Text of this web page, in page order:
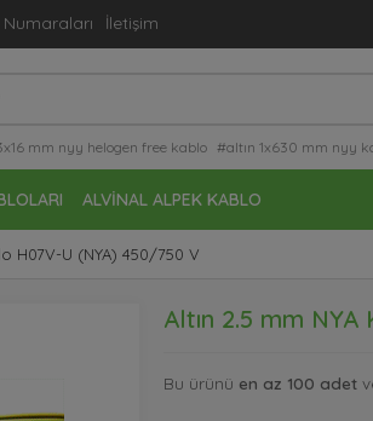
İletişim
mm nyy helogen free kablo #altın 1x630 mm nyy
#on çipli şerit led #led aydınlatma
ALVINAL ALPEK KABLO
H07V-U (NYA) 450/750 V
Altın 2.5 mm
Bu ürünü en az 100 adet